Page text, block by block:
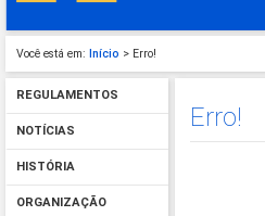
Você está em: Início > Erro!
REGULAMENTOS
NOTÍCIAS
HISTÓRIA
ORGANIZAÇÃO
Erro!